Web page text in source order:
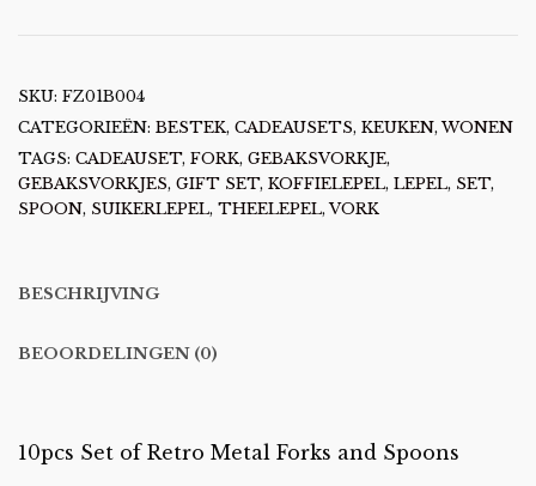
SKU: FZ01B004
CATEGORIEËN: BESTEK, CADEAUSETS, KEUKEN,WONEN
TAGS: CADEAUSET, FORK, GEBAKSVORKJE,
GEBAKSVORKJES, GIFT SET, KOFFIELEPEL, LEPEL, SET,
SPOON, SUIKERLEPEL, THEELEPEL,VORK
BESCHRIJVING
BEOORDELINGEN (0)
10pcs Set of Retro Metal Forks and Spoons